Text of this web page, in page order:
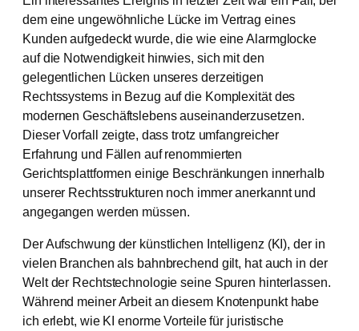
dem eine ungewöhnliche Lücke im Vertrag eines
Kunden aufgedeckt wurde, die wie eine Alarmglocke
auf die Notwendigkeit hinwies, sich mit den
gelegentlichen Lücken unseres derzeitigen
Rechtssystems in Bezug auf die Komplexität des
modernen Geschäftslebens auseinanderzusetzen.
Dieser Vorfall zeigte, dass trotz umfangreicher
Erfahrung und Fällen auf renommierten
Gerichtsplattformen einige Beschränkungen innerhalb
unserer Rechtsstrukturen noch immer anerkannt und
angegangen werden müssen.
Der Aufschwung der künstlichen Intelligenz (KI), der in
vielen Branchen als bahnbrechend gilt, hat auch in der
Welt der Rechtstechnologie seine Spuren hinterlassen.
Während meiner Arbeit an diesem Knotenpunkt habe
ich erlebt, wie KI enorme Vorteile für juristische